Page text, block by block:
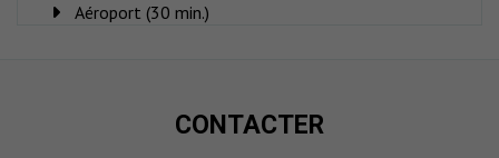
Aéroport (30 min.)
CONTACTER